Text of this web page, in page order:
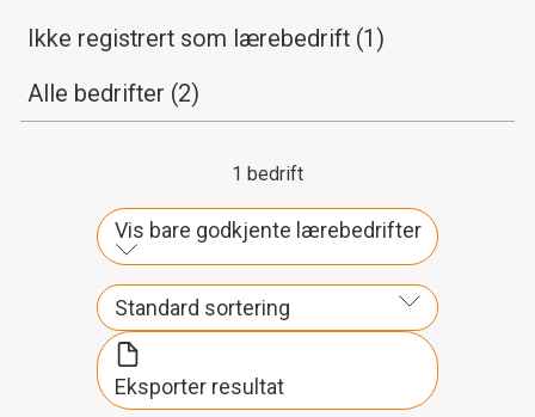
Ikke registrert som lærebedrift (1)
Alle bedrifter (2)
1 bedrift
Vis bare godkjente lærebedrifter
Standard sortering
Eksporter resultat